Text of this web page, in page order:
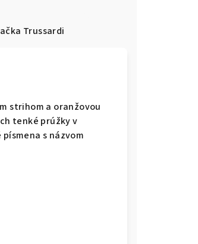
Trussardi
strihom a oranžovou
tenké prúžky v
s názvom